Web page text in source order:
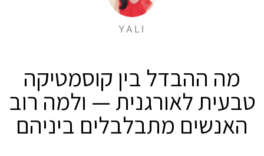
YALI
מה ההבדל בין קוסמטיקה
טבעית לאורגנית — ולמה רוב
האנשים מתבלבלים ביניהם